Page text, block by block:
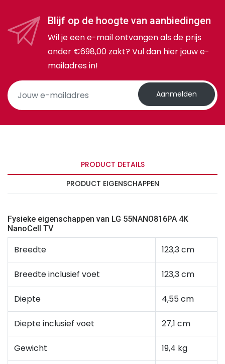
Blijf op de hoogte van aanbiedingen
Wil je een e-mail ontvangen als de prijs
onder €698,00 zakt? Vul dan hier jouw e-
mailadres in!
Aanmelden
PRODUCT DETAILS
PRODUCT EIGENSCHAPPEN
Fysieke eigenschappen van LG 55NANO816PA 4K
NanoCell TV
Breedte 123,3 cm
Breedte inclusief voet 123,3 cm
Diepte 4,55 cm
Diepte inclusief voet 27,1 cm
Gewicht 19,4 kg